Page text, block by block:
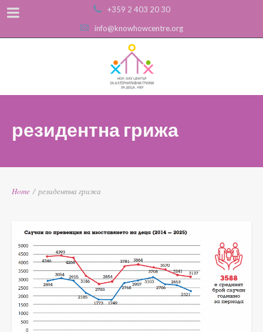
+359 2 403 20 30
info@knowhowcentre.org
резидентна грижа
Home / резидентна грижа